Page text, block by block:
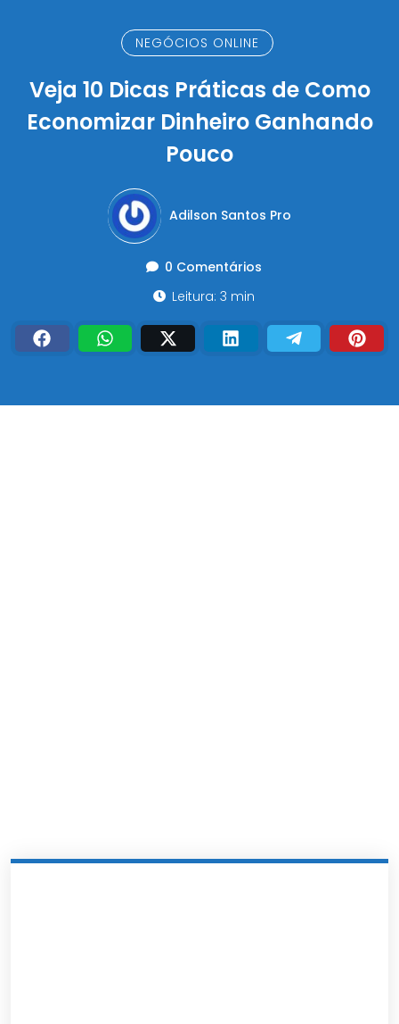
NEGÓCIOS ONLINE
Veja 10 Dicas Práticas de Como
Economizar Dinheiro Ganhando
Pouco
Adilson Santos Pro
0 Comentários
Leitura: 3 min